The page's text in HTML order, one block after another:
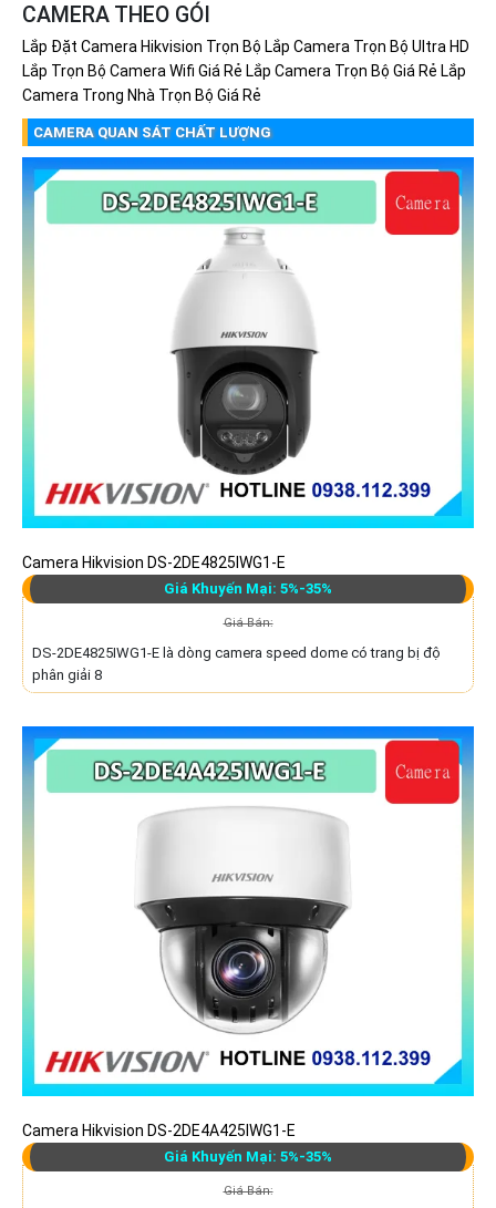
CAMERA THEO GÓI
Lắp Đặt Camera Hikvision Trọn Bộ Lắp Camera Trọn Bộ Ultra HD
Lắp Trọn Bộ Camera Wifi Giá Rẻ Lắp Camera Trọn Bộ Giá Rẻ Lắp
Camera Trong Nhà Trọn Bộ Giá Rẻ
CAMERA QUAN SÁT CHẤT LƯỢNG
Camera Hikvision DS-2DE4825IWG1-E
Giá Khuyến Mại: 5%-35%
Giá Bán:
DS-2DE4825IWG1-E là dòng camera speed dome có trang bị độ
phân giải 8
Camera Hikvision DS-2DE4A425IWG1-E
Giá Khuyến Mại: 5%-35%
Giá Bán: